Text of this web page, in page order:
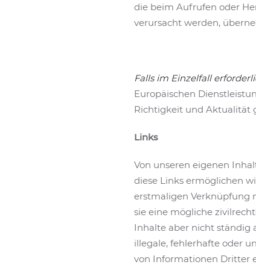
die beim Aufrufen oder
verursacht werden,
Falls im Einzelfall
Europäischen
Richtigkeit und Aktualität
Links
Von unseren eigenen
diese Links ermöglichen
erstmaligen Verknüpfung
sie eine mögliche
Inhalte aber nicht ständig
illegale, fehlerhafte oder
von Informationen Dritter